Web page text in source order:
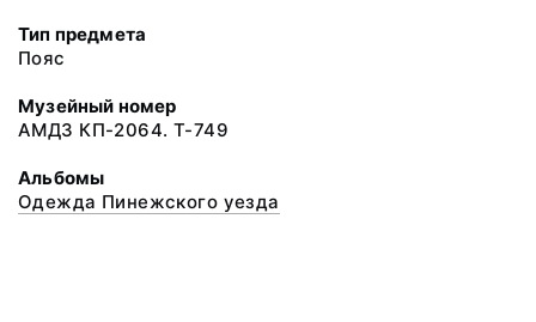
Тип предмета
Пояс
Музейный номер
АМДЗ КП-2064. Т-749
Альбомы
Одежда Пинежского уезда